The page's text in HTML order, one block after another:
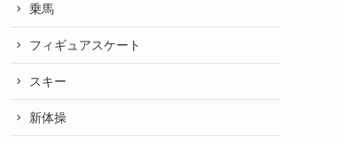
乗馬
フィギュアスケート
スキー
新体操